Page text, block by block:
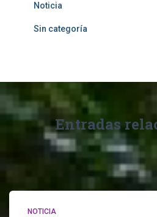
Noticia
Sin categoría
Entradas
NOTICIA